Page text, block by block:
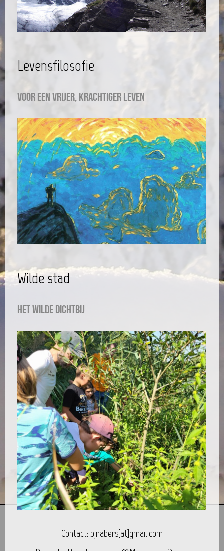
Levensfilosofie
Voor een vrijer, krachtiger leven
Wilde stad
Het wilde dichtbij
Contact: bjnabers[at]gmail.com